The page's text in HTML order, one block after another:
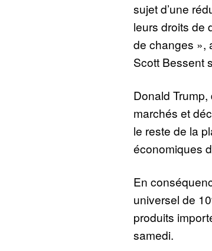
sujet d’une
leurs droits de
de changes »,
Scott Bessent
Donald
marchés et
le reste de la
économiques
En
universel de
produits
samedi.